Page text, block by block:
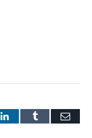
LinkedInTumblr E-